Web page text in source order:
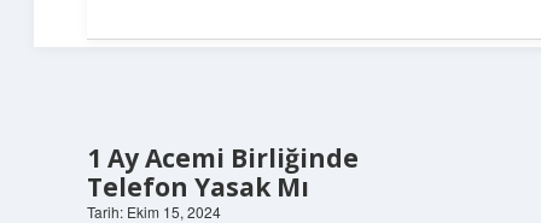
1 Ay Acemi Birliğinde
Telefon Yasak Mı
Tarih: Ekim 15, 2024